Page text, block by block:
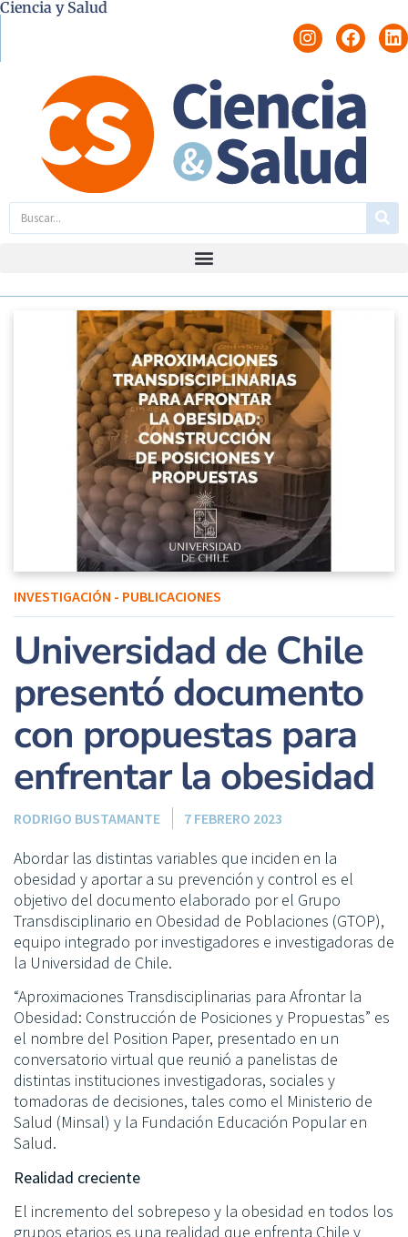
Ciencia y Salud
INVESTIGACIÓN - PUBLICACIONES
Universidad de Chile
presentó documento
con propuestas para
enfrentar la obesidad
RODRIGO BUSTAMANTE 7 FEBRERO 2023
Abordar las distintas variables que inciden en la
obesidad y aportar a su prevención y control es el
objetivo del documento elaborado por el Grupo
Transdisciplinario en Obesidad de Poblaciones (GTOP),
equipo integrado por investigadores e investigadoras de
la Universidad de Chile.
“Aproximaciones Transdisciplinarias para Afrontar la
Obesidad: Construcción de Posiciones y Propuestas” es
el nombre del Position Paper, presentado en un
conversatorio virtual que reunió a panelistas de
distintas instituciones investigadoras, sociales y
tomadoras de decisiones, tales como el Ministerio de
Salud (Minsal) y la Fundación Educación Popular en
Salud.
Realidad creciente
El incremento del sobrepeso y la obesidad en todos los
grupos etarios es una realidad que enfrenta Chile y